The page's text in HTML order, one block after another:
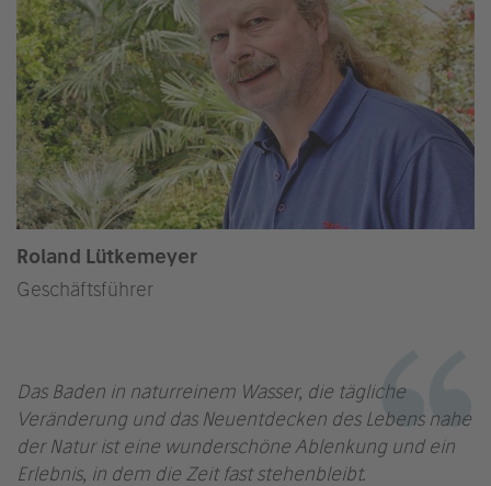
Roland Lütkemeyer
Geschäftsführer
Das Baden in naturreinem Wasser, die tägliche
Veränderung und das Neuentdecken des Lebens nahe
der Natur ist eine wunderschöne Ablenkung und ein
Erlebnis, in dem die Zeit fast stehenbleibt.